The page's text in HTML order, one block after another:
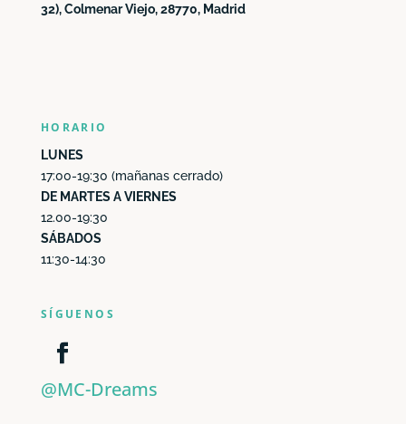
32), Colmenar Viejo, 28770, Madrid
HORARIO
LUNES
17:00-19:30 (mañanas cerrado)
DE MARTES A VIERNES
12.00-19:30
SÁBADOS
11:30-14:30
SÍGUENOS
@MC-Dreams